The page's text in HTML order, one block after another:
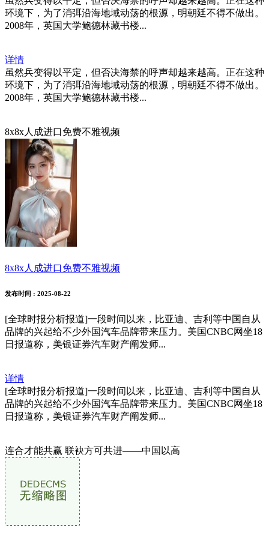
环境下，为了消弭沿海地域动荡的根源，明朝廷不得不做出。
2008年，英国大学鲍德林藏书楼...
详情
虽然兵变得以平定，但否决海禁的呼声却越来越高。正在这种
环境下，为了消弭沿海地域动荡的根源，明朝廷不得不做出。
2008年，英国大学鲍德林藏书楼...
8x8x人成进口免费不雅视频
8x8x人成进口免费不雅视频
发布时间 : 2025-08-22
[全球时报分析报道]一段时间以来，比亚迪、吉利等中国自从
品牌的兴起给不少外国汽车品牌带来压力。美国CNBC网坐18
日报道称，美银证券汽车财产阐发师...
详情
[全球时报分析报道]一段时间以来，比亚迪、吉利等中国自从
品牌的兴起给不少外国汽车品牌带来压力。美国CNBC网坐18
日报道称，美银证券汽车财产阐发师...
连合才能共赢 联袂方可共进——中国以高